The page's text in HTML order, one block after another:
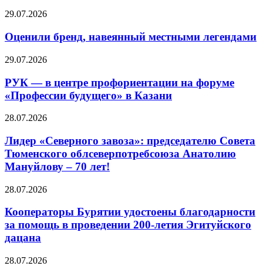
29.07.2026
Оценили бренд, навеянный местными легендами
29.07.2026
РУК — в центре профориентации на форуме
«Профессии будущего» в Казани
28.07.2026
Лидер «Северного завоза»: председателю Совета
Тюменского облсеверпотребсоюза Анатолию
Мануйлову – 70 лет!
28.07.2026
Кооператоры Бурятии удостоены благодарности
за помощь в проведении 200-летия Эгитуйского
дацана
28.07.2026